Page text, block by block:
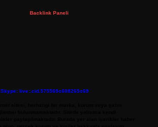
Skype: live:.cid.575569c608265c69